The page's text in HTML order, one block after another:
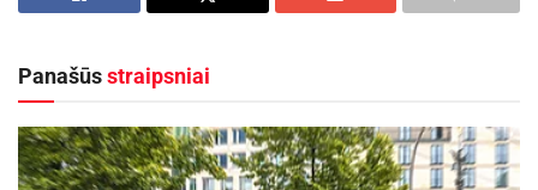
2026-08-06
Festivalį „ConTempo“ Kaune uždarys sudėtingas
pasirodymas aštuonių metrų aukštyje ir piknikas
2026-08-05
Panašūsstraipsniai